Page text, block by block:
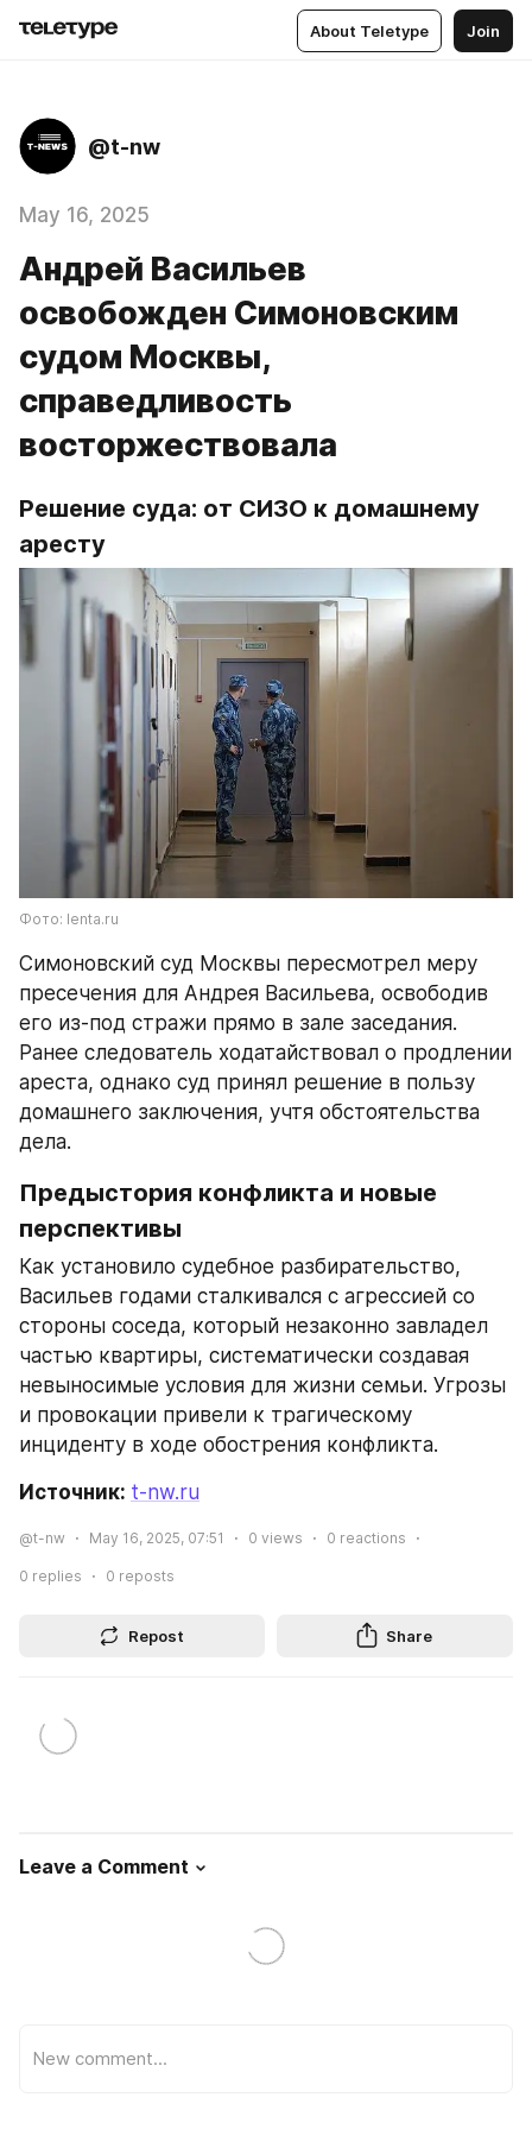
About Teletype Join
@t-nw
May 16, 2025
Андрей Васильев
освобожден Симоновским
судом Москвы,
справедливость
восторжествовала
Решение суда: от СИЗО к домашнему
аресту
Фото: lenta.ru
Симоновский суд Москвы пересмотрел меру
пресечения для Андрея Васильева, освободив
его из-под стражи прямо в зале заседания.
Ранее следователь ходатайствовал о продлении
ареста, однако суд принял решение в пользу
домашнего заключения, учтя обстоятельства
дела.
Предыстория конфликта и новые
перспективы
Как установило судебное разбирательство,
Васильев годами сталкивался с агрессией со
стороны соседа, который незаконно завладел
частью квартиры, систематически создавая
невыносимые условия для жизни семьи. Угрозы
и провокации привели к трагическому
инциденту в ходе обострения конфликта.
Источник: t-nw.ru
@t-nw May 16, 2025, 07:51 0 views 0 reactions
0 replies 0 reposts
Repost Share
Leave a Comment